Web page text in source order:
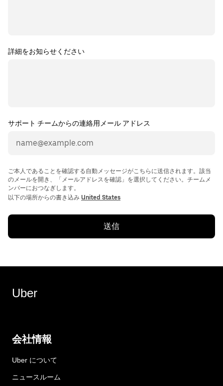
詳細をお知らせください
サポート チームからの連絡用メール アドレス
ご本人であることを確認する自動メッセージがこちらに送信されます。該当
のメールを開き、「メールアドレスを確認」を選択してください。チームメ
ンバーにおつなぎします。
以下の場所からの書き込み United States
送信
Uber
会社情報
Uber について
ニュースルーム